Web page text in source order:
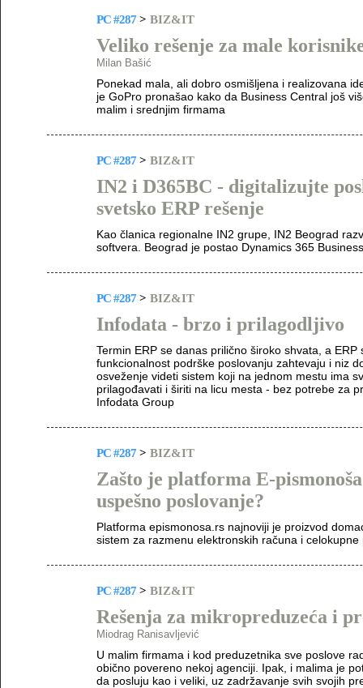
PC #287 > BIZ&IT
Veliko rešenje za male
Milan Bašić
Ponekad mala, ali dobro osmišljena i realizovana
je GoPro pronašao kako da Business Central još
malim i srednjim firmama
PC #287 > BIZ&IT
IN2 i D365BC - digitalizujte
svetsko ERP rešenje
Kao članica regionalne IN2 grupe, IN2 Beograd
softvera. Beograd je postao Dynamics 365
PC #287 > BIZ&IT
Infodata - brzo i prilagodljivo
Termin ERP se danas prilično široko shvata, a
funkcionalnost podrške poslovanju zahtevaju i niz
osveženje videti sistem koji na jednom mestu ima
prilagođavati i širiti na licu mesta - bez potrebe za
Infodata Group
PC #287 > BIZ&IT
Zašto je platforma E-
uspešno poslovanje?
Platforma epismonosa.rs najnoviji je proizvod
sistem za razmenu elektronskih računa i
PC #287 > BIZ&IT
Rešenja za mikropreduzeća i
Miodrag Ranisavljević
U malim firmama i kod preduzetnika sve poslove
obično povereno nekoj agenciji. Ipak, i malima je
da posluju kao i veliki, uz zadržavanje svih svojih